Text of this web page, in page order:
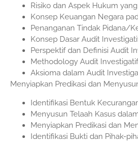
Risiko dan Aspek Hukum
Konsep Keuangan Negara
Penanganan Tindak Pidana/
Konsep Dasar Audit
Perspektif dan Definisi Audit
Methodology Audit Investigatif
Aksioma dalam Audit
Menyiapkan Predikasi dan
Identifikasi Bentuk
Menyusun Telaah Kasus
Menyiapkan Predikasi dan
Identifikasi Bukti dan Pihak-